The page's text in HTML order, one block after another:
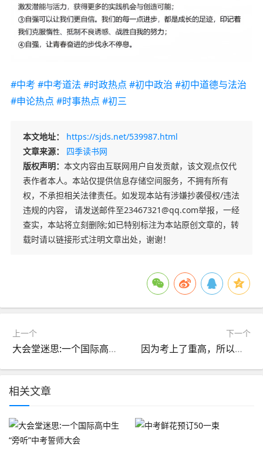
#中考 #中考道法 #时政热点 #初中政治 #初中道德与法治
#申论热点 #时事热点 #初三
本文地址：
https://sjds.net/539987.html
文章来源：
四季读书网
版权声明： 本文内容由互联网用户自发贡献，该文观点仅代
表作者本人。本站仅提供信息存储空间服务，不拥有所有
权，不承担相关法律责任。如发现本站有涉嫌抄袭侵权/违法
违规的内容， 请发送邮件至23467321@qq.com举报，一经
查实，本站将立刻删除;如已特别标注为本站原创文章的，转
载时请以链接形式注明文章出处，谢谢！
上一个
大会堂迷思:一个国际高中生“旁听”中考誓师大会
下一个
因为考上了重高，所以说一下初三物理的补法
相关文章